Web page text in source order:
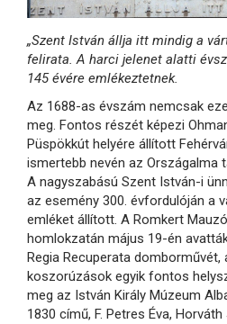
„Szent István állja itt mindig a
felirata. A harci jelenet alatti
145 évére emlékeztetnek.
Az 1688-as évszám nemcsak
meg. Fontos részét képezi
Püspökkút helyére állított
ismertebb nevén az Országalma
A nagyszabású Szent István-i
az esemény 300. évfordulóján a
emléket állított. A Romkert
homlokzatán május 19-én
Regia Recuperata
koszorúzások egyik fontos
meg az István Király Múzeum
1830 című, F. Petres Éva,